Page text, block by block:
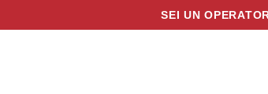
SEI UN